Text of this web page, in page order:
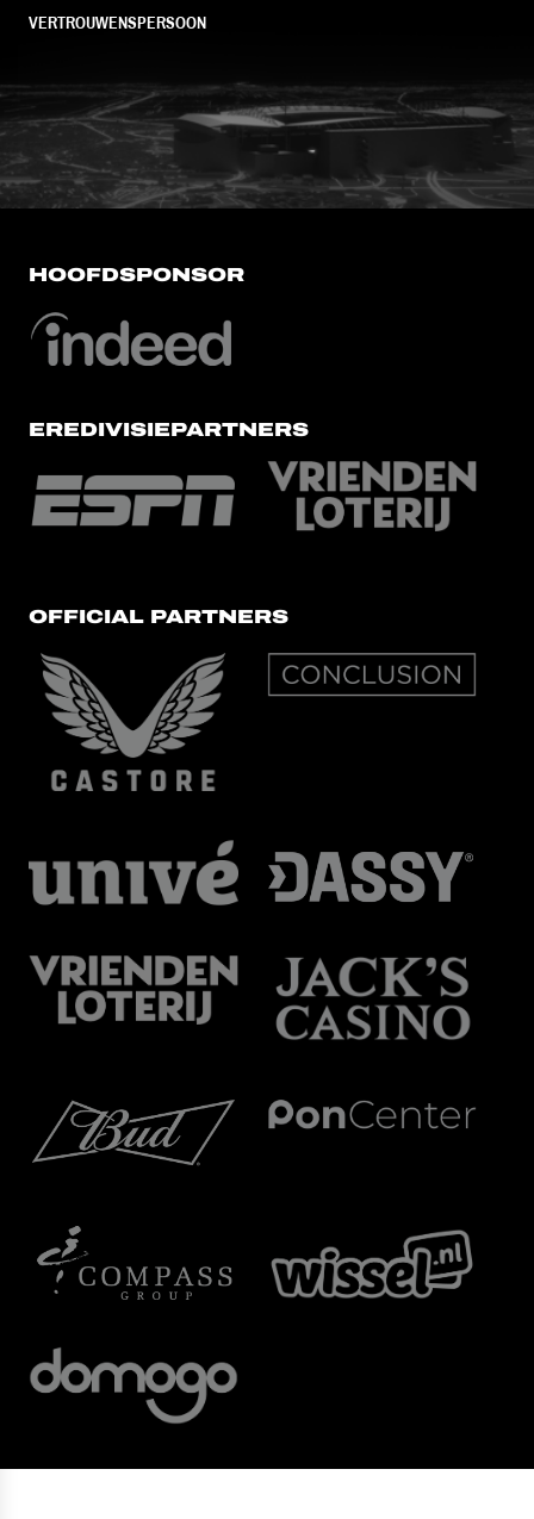
VERTROUWENSPERSOON
FC Utrecht<br>vanuit<br>het
HOOFDSPONSOR
EREDIVISIEPARTNERS
OFFICIAL PARTNERS